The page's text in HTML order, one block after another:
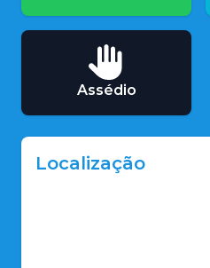
Assédio
Localização